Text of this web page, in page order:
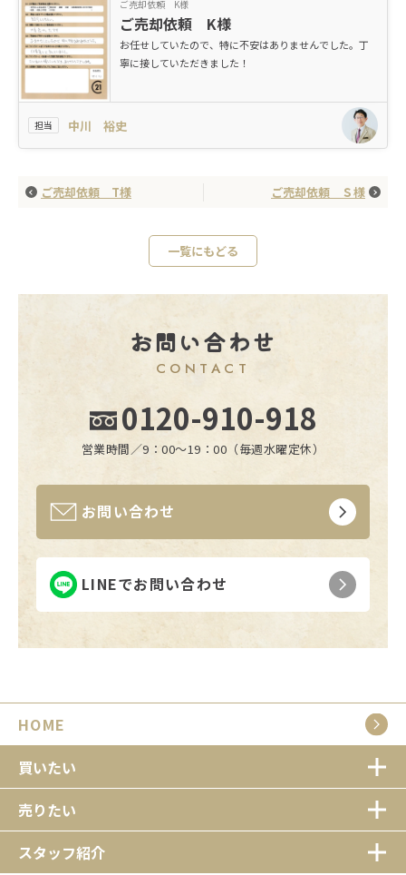
ご売却依頼 K様
ご売却依頼 K様
お任せしていたので、特に不安はありませんでした。丁
寧に接していただきました！
担当 中川 裕史
ご売却依頼 T様 ご売却依頼 Ｓ様
一覧にもどる
お問い合わせ
CONTACT
0120-910-918
営業時間／9：00〜19：00（毎週水曜定休）
お問い合わせ
LINEでお問い合わせ
HOME
買いたい
売りたい
スタッフ紹介